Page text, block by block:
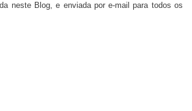
neste Blog, e enviada por e-mail para todos os